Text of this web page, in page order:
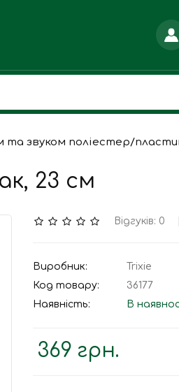
та звуком поліестер/
23 см
Відгуків: 0
Виробник:
Trixie
Код товару:
36177
Наявність:
В
369 грн.